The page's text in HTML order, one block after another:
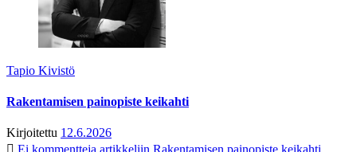
Tapio Kivistö
Rakentamisen painopiste keikahti
Kirjoitettu 12.6.2026